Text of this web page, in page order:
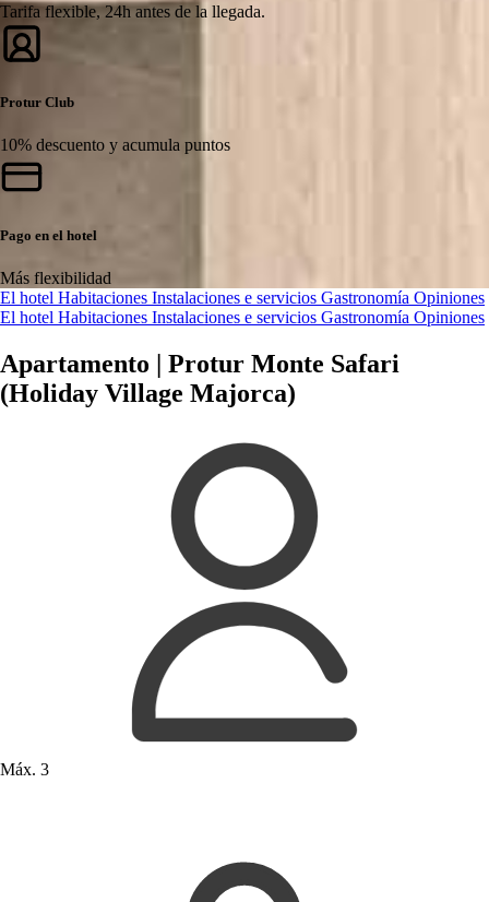
Tarifa flexible, 24h antes de la llegada.
Protur Club
10% descuento y acumula puntos
Pago en el hotel
Más flexibilidad
El hotel Habitaciones Instalaciones e servicios Gastronomía Opiniones
El hotel Habitaciones Instalaciones e servicios Gastronomía Opiniones
Apartamento | Protur Monte Safari
(Holiday Village Majorca)
Máx. 3